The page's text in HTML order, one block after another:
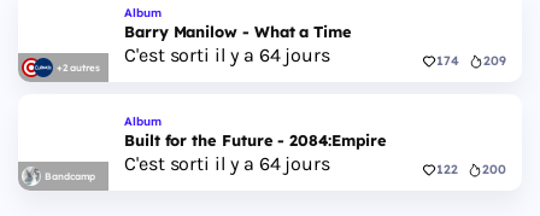
+2 autres
Album
Barry Manilow - What a Time
C'est sorti il y a 64 jours 174 209
Bandcamp
Album
Built for the Future - 2084:Empire
C'est sorti il y a 64 jours 122 200